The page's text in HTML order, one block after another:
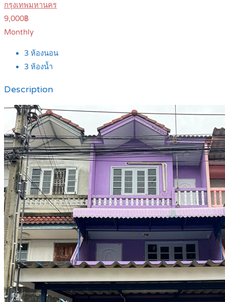
กรุงเทพมหานคร
9,000฿
Monthly
3 ห้องนอน
3 ห้องน้ำ
Description